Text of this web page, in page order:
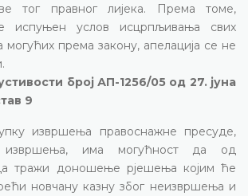
тог правног лијека. Према томе,
испуњен услов исцрпљивања свих
могућих према закону, апелација се не
број АП-1256/05 од 27. јуна
9
извршења правоснажне пресуде,
извршења, има могућност да од
тражи доношење рјешења којим ће
новчану казну због неизвршења и